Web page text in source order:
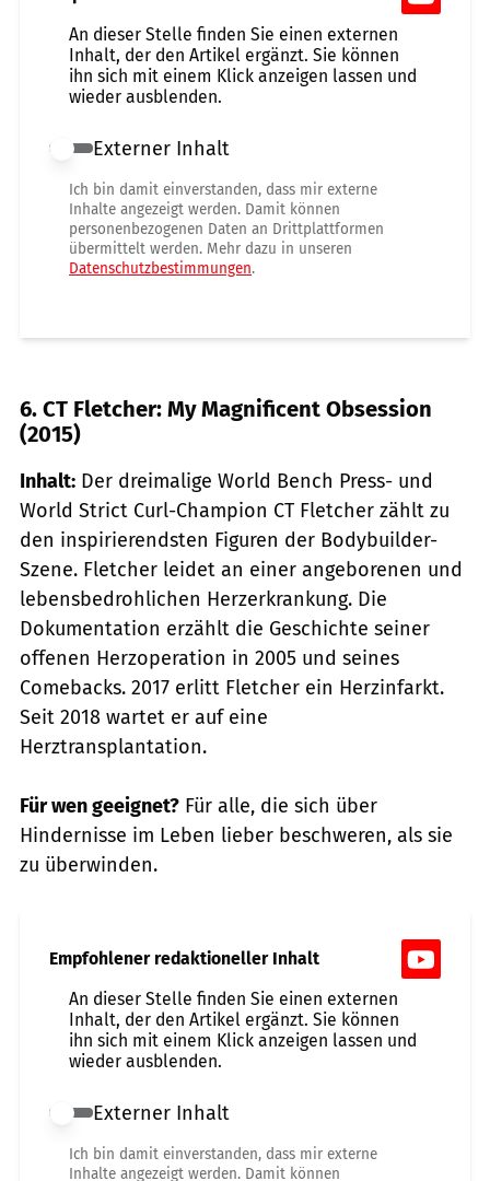
An dieser Stelle finden Sie einen externen
Inhalt, der den Artikel ergänzt. Sie können
ihn sich mit einem Klick anzeigen lassen und
wieder ausblenden.
Externer Inhalt erlauben
Externer Inhalt
Ich bin damit einverstanden, dass mir externe
Inhalte angezeigt werden. Damit können
personenbezogenen Daten an Drittplattformen
übermittelt werden. Mehr dazu in unseren
Datenschutzbestimmungen.
6. CT Fletcher: My Magnificent Obsession
(2015)
Inhalt: Der dreimalige World Bench Press- und
World Strict Curl-Champion CT Fletcher zählt zu
den inspirierendsten Figuren der Bodybuilder-
Szene. Fletcher leidet an einer angeborenen und
lebensbedrohlichen Herzerkrankung. Die
Dokumentation erzählt die Geschichte seiner
offenen Herzoperation in 2005 und seines
Comebacks. 2017 erlitt Fletcher ein Herzinfarkt.
Seit 2018 wartet er auf eine
Herztransplantation.
Für wen geeignet? Für alle, die sich über
Hindernisse im Leben lieber beschweren, als sie
zu überwinden.
Empfohlener redaktioneller Inhalt
An dieser Stelle finden Sie einen externen
Inhalt, der den Artikel ergänzt. Sie können
ihn sich mit einem Klick anzeigen lassen und
wieder ausblenden.
Externer Inhalt erlauben
Externer Inhalt
Ich bin damit einverstanden, dass mir externe
Inhalte angezeigt werden. Damit können